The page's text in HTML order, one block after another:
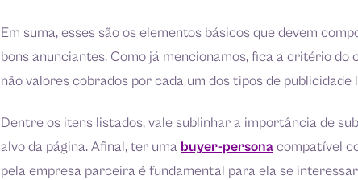
Em suma, esses são os elementos básicos que devem
bons anunciantes. Como já mencionamos, fica a critério
não valores cobrados por cada um dos tipos de publicidade
Dentre os itens listados, vale sublinhar a importância de
alvo da página. Afinal, ter uma buyer-persona compatível
pela empresa parceira é fundamental para ela se